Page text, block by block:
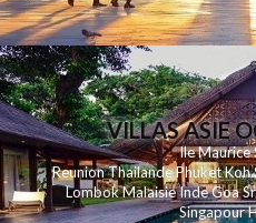
VILLAS ASIE
Ile Maurice
ReunionThailandePhuketKoh
LombokMalaisieIndeGoa
Singapour